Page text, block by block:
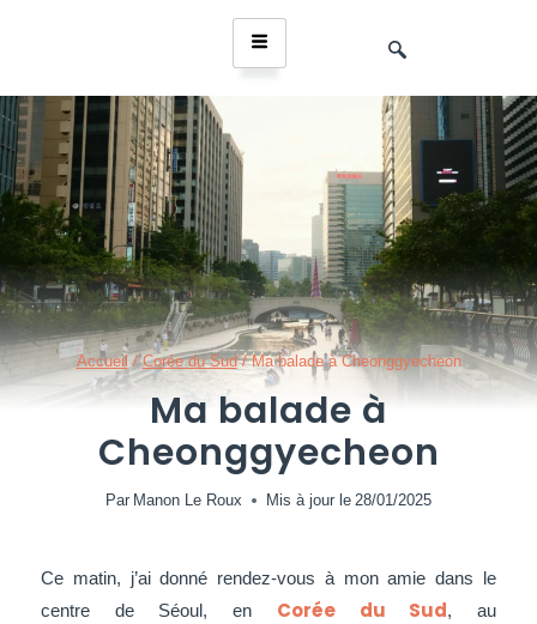
Accueil / Corée du Sud / Ma balade à Cheonggyecheon
Ma balade à
Cheonggyecheon
Par Manon Le Roux Mis à jour le 28/01/2025
Ce matin, j’ai donné rendez-vous à mon amie dans le
centre de Séoul, en Corée du Sud, au